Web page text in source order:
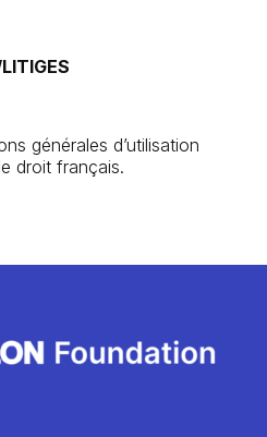
générales d’utilisation
droit français.